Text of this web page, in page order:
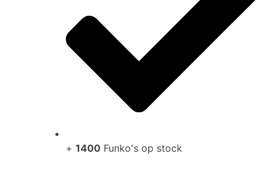
+ 1400 Funko's op stock